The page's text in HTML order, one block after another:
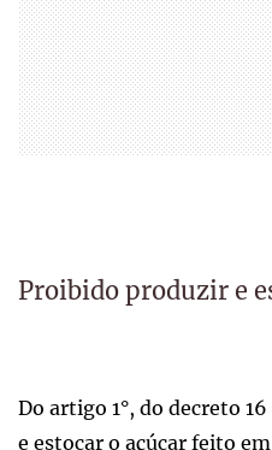
Proibido produzir e
Do artigo 1°, do decreto
e estocar o açúcar feito